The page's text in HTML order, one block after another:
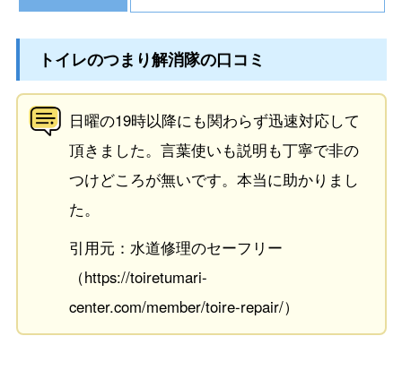
トイレのつまり解消隊の口コミ
日曜の19時以降にも関わらず迅速対応して
頂きました。言葉使いも説明も丁寧で非の
つけどころが無いです。本当に助かりまし
た。
引用元：水道修理のセーフリー
（https://toiretumari-
center.com/member/toire-repair/）